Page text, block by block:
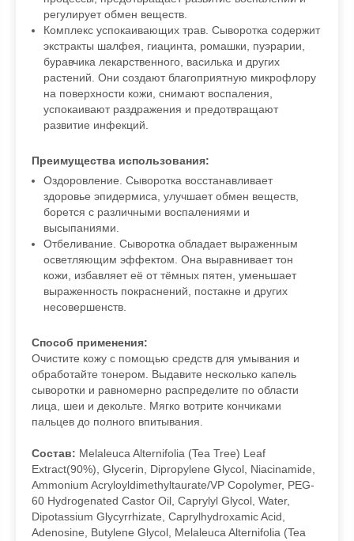
регулирует обмен веществ.
Комплекс успокаивающих трав. Сыворотка содержит
экстракты шалфея, гиацинта, ромашки, пуэрарии,
буравчика лекарственного, василька и других
растений. Они создают благоприятную микрофлору
на поверхности кожи, снимают воспаления,
успокаивают раздражения и предотвращают
развитие инфекций.
Преимущества использования:
Оздоровление. Сыворотка восстанавливает
здоровье эпидермиса, улучшает обмен веществ,
борется с различными воспалениями и
высыпаниями.
Отбеливание. Сыворотка обладает выраженным
осветляющим эффектом. Она выравнивает тон
кожи, избавляет её от тёмных пятен, уменьшает
выраженность покраснений, постакне и других
несовершенств.
Способ применения:
Очистите кожу с помощью средств для умывания и
обработайте тонером. Выдавите несколько капель
сыворотки и равномерно распределите по области
лица, шеи и декольте. Мягко вотрите кончиками
пальцев до полного впитывания.
Состав: Melaleuca Alternifolia (Tea Tree) Leaf
Extract(90%), Glycerin, Dipropylene Glycol, Niacinamide,
Ammonium Acryloyldimethyltaurate/VP Copolymer, PEG-
60 Hydrogenated Castor Oil, Caprylyl Glycol, Water,
Dipotassium Glycyrrhizate, Caprylhydroxamic Acid,
Adenosine, Butylene Glycol, Melaleuca Alternifolia (Tea